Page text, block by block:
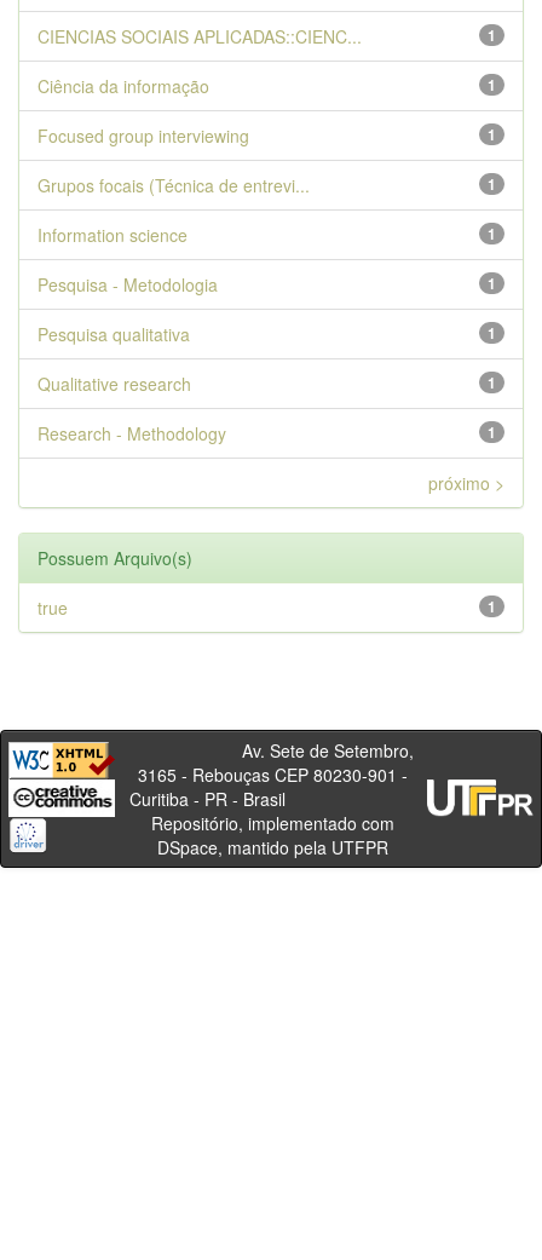
1
CIENCIAS SOCIAIS APLICADAS::CIENC...
1
Ciência da informação
1
Focused group interviewing
1
Grupos focais (Técnica de entrevi...
1
Information science
1
Pesquisa - Metodologia
1
Pesquisa qualitativa
1
Qualitative research
1
Research - Methodology
próximo >
Possuem Arquivo(s)
1
true
Av. Sete de Setembro,
3165 - Rebouças CEP 80230-901 -
Curitiba - PR - Brasil
Repositório, implementado com
DSpace, mantido pela UTFPR